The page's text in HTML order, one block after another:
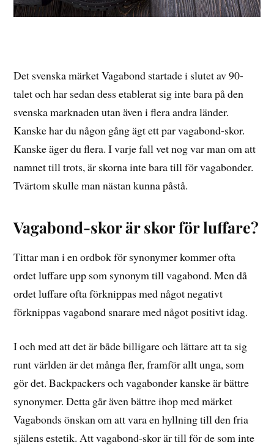
Det svenska märket Vagabond startade i slutet av 90-
talet och har sedan dess etablerat sig inte bara på den
svenska marknaden utan även i flera andra länder.
Kanske har du någon gång ägt ett par vagabond-skor.
Kanske äger du flera. I varje fall vet nog var man om att
namnet till trots, är skorna inte bara till för vagabonder.
Tvärtom skulle man nästan kunna påstå.
Vagabond-skor är skor för luffare?
Tittar man i en ordbok för synonymer kommer ofta
ordet luffare upp som synonym till vagabond. Men då
ordet luffare ofta förknippas med något negativt
förknippas vagabond snarare med något positivt idag.
I och med att det är både billigare och lättare att ta sig
runt världen är det många fler, framför allt unga, som
gör det. Backpackers och vagabonder kanske är bättre
synonymer. Detta går även bättre ihop med märket
Vagabonds önskan om att vara en hyllning till den fria
själens estetik. Att vagabond-skor är till för de som inte